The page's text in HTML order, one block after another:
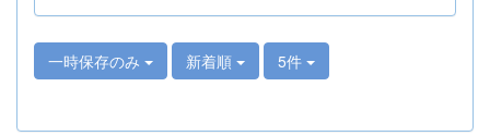
一時保存のみ 新着順 5件